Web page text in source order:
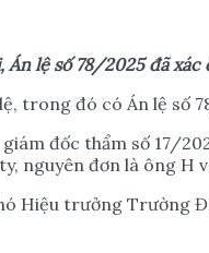
Án lệsố78/2025 đã xác
trong đó có Án lệ số
đốc thẩm số 17/
nguyên đơn là ông H
Hiệu trưởng Trường